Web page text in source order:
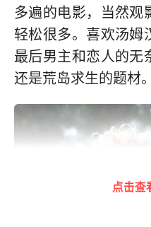
多遍的电影，当然观
轻松很多。喜欢汤姆
最后男主和恋人的无
还是荒岛求生的题材。
点击查